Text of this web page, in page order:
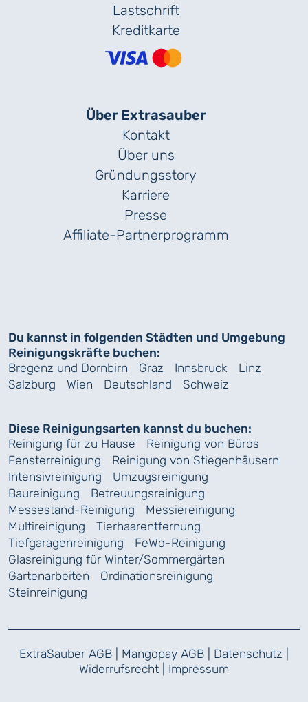
Lastschrift
Kreditkarte
Über Extrasauber
Kontakt
Über uns
Gründungs­story
Karriere
Presse
Affiliate-Partnerprogramm
Du kannst in folgenden Städten und Umgebung
Reinigungskräfte buchen:
Bregenz und Dornbirn
Graz Innsbruck
Linz
Salzburg
Wien Deutschland Schweiz
Diese Reinigungsarten kannst du buchen:
Reinigung für zu Hause
Reinigung von Büros
Fensterreinigung
Reinigung von Stiegenhäusern
Intensivreinigung
Umzugsreinigung
Baureinigung
Betreuungsreinigung
Messestand-Reinigung
Messiereinigung
Multireinigung
Tierhaarentfernung
Tiefgaragenreinigung
FeWo-Reinigung
Glasreinigung für Winter/Sommergärten
Gartenarbeiten
Ordinationsreinigung
Steinreinigung
ExtraSauber AGB Mangopay AGB Datenschutz
Widerrufsrecht
Impressum